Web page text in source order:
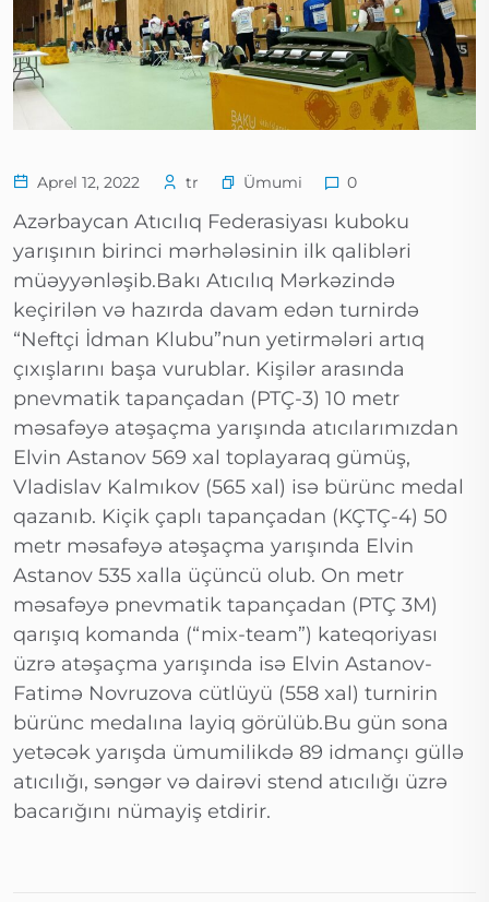
Aprel 12, 2022 tr Ümumi 0
Azərbaycan Atıcılıq Federasiyası kuboku
yarışının birinci mərhələsinin ilk qalibləri
müəyyənləşib.Bakı Atıcılıq Mərkəzində
keçirilən və hazırda davam edən turnirdə
“Neftçi İdman Klubu”nun yetirmələri artıq
çıxışlarını başa vurublar. Kişilər arasında
pnevmatik tapançadan (PTÇ-3) 10 metr
məsafəyə atəşaçma yarışında atıcılarımızdan
Elvin Astanov 569 xal toplayaraq gümüş,
Vladislav Kalmıkov (565 xal) isə bürünc medal
qazanıb. Kiçik çaplı tapançadan (KÇTÇ-4) 50
metr məsafəyə atəşaçma yarışında Elvin
Astanov 535 xalla üçüncü olub. On metr
məsafəyə pnevmatik tapançadan (PTÇ 3M)
qarışıq komanda (“mix-team”) kateqoriyası
üzrə atəşaçma yarışında isə Elvin Astanov-
Fatimə Novruzova cütlüyü (558 xal) turnirin
bürünc medalına layiq görülüb.Bu gün sona
yetəcək yarışda ümumilikdə 89 idmançı güllə
atıcılığı, səngər və dairəvi stend atıcılığı üzrə
bacarığını nümayiş etdirir.